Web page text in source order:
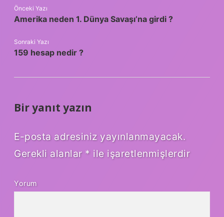
Önceki Yazı
Amerika neden 1. Dünya Savaşı’na girdi ?
Sonraki Yazı
159 hesap nedir ?
Bir yanıt yazın
E-posta adresiniz yayınlanmayacak.
Gerekli alanlar * ile işaretlenmişlerdir
Yorum